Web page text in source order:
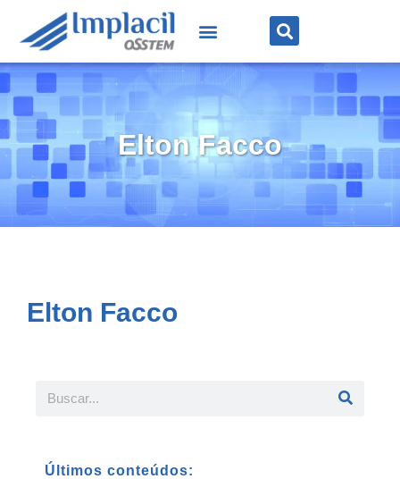
Elton Facco
Elton Facco
Últimos conteúdos: